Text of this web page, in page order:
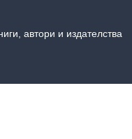
автори и издателства